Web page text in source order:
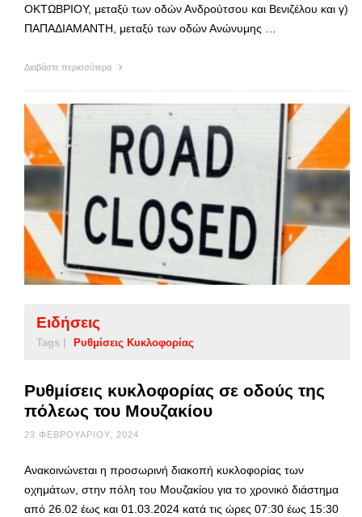
ΟΚΤΩΒΡΙΟΥ, μεταξύ των οδών Ανδρούτσου και Βενιζέλου και γ)
ΠΑΠΑΔΙΑΜΑΝΤΗ, μεταξύ των οδών Ανώνυμης …
Διαβάστε περισσότερα
Ειδήσεις
Tags | Ρυθμίσεις Κυκλοφορίας
Ρυθμίσεις κυκλοφορίας σε οδούς της
πόλεως του Μουζακίου
23 ΦΕΒΡΟΥΑΡΊΟΥ, 2024
Ανακοινώνεται η προσωρινή διακοπή κυκλοφορίας των
οχημάτων, στην πόλη του Μουζακίου για το χρονικό διάστημα
από 26.02 έως και 01.03.2024 κατά τις ώρες 07:30 έως 15:30